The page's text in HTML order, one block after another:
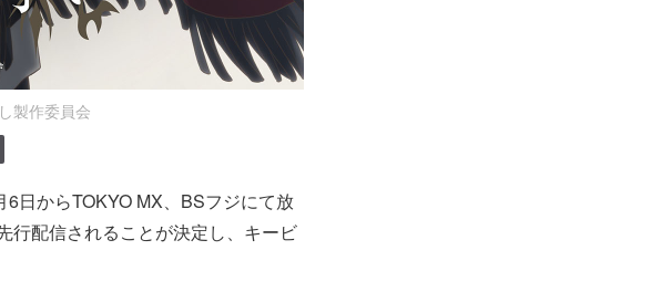
製作委員会
日からTOKYO MX、BSフジにて放
行配信されることが決定し、キービ